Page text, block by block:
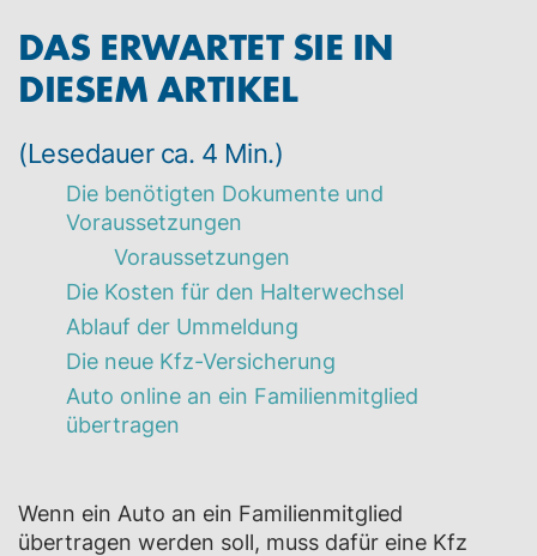
DAS ERWARTET SIE IN
DIESEM ARTIKEL
(Lesedauer ca. 4 Min.)
Die benötigten Dokumente und
Voraussetzungen
Voraussetzungen
Die Kosten für den Halterwechsel
Ablauf der Ummeldung
Die neue Kfz-Versicherung
Auto online an ein Familienmitglied
übertragen
Wenn ein Auto an ein Familienmitglied
übertragen werden soll, muss dafür eine Kfz